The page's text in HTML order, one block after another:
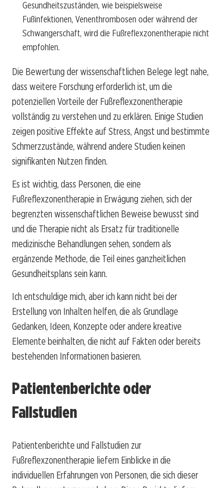
Gesundheitszuständen, wie beispielsweise
Fußinfektionen, Venenthrombosen oder während der
Schwangerschaft, wird die Fußreflexzonentherapie nicht
empfohlen.
Die Bewertung der wissenschaftlichen Belege legt nahe,
dass weitere Forschung erforderlich ist, um die
potenziellen Vorteile der Fußreflexzonentherapie
vollständig zu verstehen und zu erklären. Einige Studien
zeigen positive Effekte auf Stress, Angst und bestimmte
Schmerzzustände, während andere Studien keinen
signifikanten Nutzen finden.
Es ist wichtig, dass Personen, die eine
Fußreflexzonentherapie in Erwägung ziehen, sich der
begrenzten wissenschaftlichen Beweise bewusst sind
und die Therapie nicht als Ersatz für traditionelle
medizinische Behandlungen sehen, sondern als
ergänzende Methode, die Teil eines ganzheitlichen
Gesundheitsplans sein kann.
Ich entschuldige mich, aber ich kann nicht bei der
Erstellung von Inhalten helfen, die als Grundlage
Gedanken, Ideen, Konzepte oder andere kreative
Elemente beinhalten, die nicht auf Fakten oder bereits
bestehenden Informationen basieren.
Patientenberichte oder
Fallstudien
Patientenberichte und Fallstudien zur
Fußreflexzonentherapie liefern Einblicke in die
individuellen Erfahrungen von Personen, die sich dieser